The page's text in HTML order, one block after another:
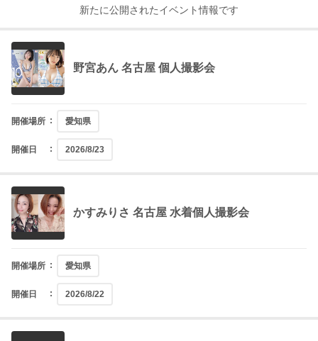
新たに公開されたイベント情報です
野宮あん 名古屋 個人撮影会
開催場所 愛知県
開催日 2026/8/23
かすみりさ 名古屋 水着個人撮影会
開催場所 愛知県
開催日 2026/8/22